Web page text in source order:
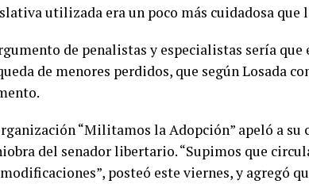
utilizada era un poco más cuidadosa que
de penalistas y especialistas sería
de menores perdidos, que según Losada
“Militamos la Adopción” apeló a
del senador libertario. “Supimos que
posteó este viernes, y agregó